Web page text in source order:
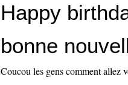
Happy
bonne
Coucou les gens comment allez